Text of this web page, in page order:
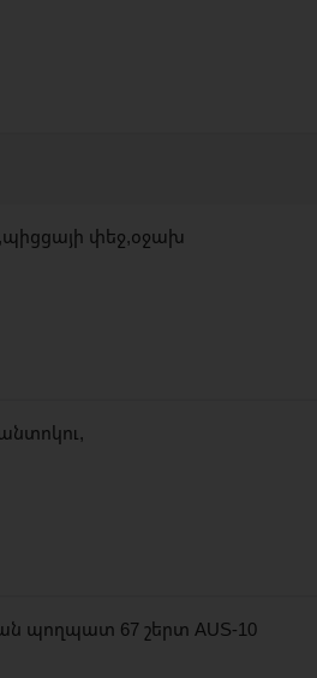
փեջ,օջախ
պողպատ 67 շերտ AUS-10